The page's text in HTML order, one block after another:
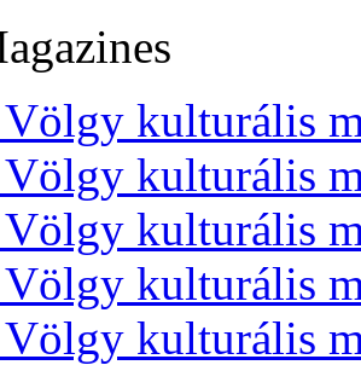
kulturális
kulturális
kulturális
kulturális
kulturális